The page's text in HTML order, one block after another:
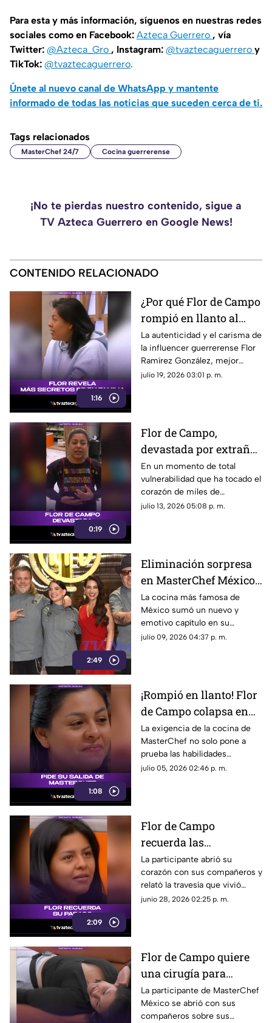
Para esta y más información, síguenos en nuestras redes
sociales como en Facebook: Azteca Guerrero , vía
Twitter: @Azteca_Gro , Instagram: @tvaztecaguerrero y
TikTok: @tvaztecaguerrero.
Únete al nuevo canal de WhatsApp y mantente
informado de todas las noticias que suceden cerca de ti.
Tags relacionados
MasterChef 24/7 Cocina guerrerense
¡No te pierdas nuestro contenido, sigue a
TV Azteca Guerrero en Google News!
CONTENIDO RELACIONADO
1:16
¿Por qué Flor de Campo
rompió en llanto al
hablar de su hija mayor
en MasterChef México?
La autenticidad y el carisma de
la influencer guerrerense Flor
Ramírez González, mejor
conocida en las redes sociales
julio 19, 2026 03:01 p. m.
0:19
Flor de Campo,
devastada por extrañar
a su familia | MaterChef
México
En un momento de total
vulnerabilidad que ha tocado el
corazón de miles de
seguidores, la conocida
ve visiblemente afectada y
llorando ante las cámaras.
julio 13, 2026 05:08 p. m.
2:49
Eliminación sorpresa
en MasterChef México:
Diego de León se
despide por un error
con espinas
La cocina más famosa de
México sumó un nuevo y
emotivo capítulo en su
formato 24/7, dejando a la
se perfilaba como uno de los
favoritos para llegar a la gran
final.
julio 09, 2026 04:37 p. m.
1:08
¡Rompió en llanto! Flor
de Campo colapsa en
MasterChef y confiesa
su más grande dolor
La exigencia de la cocina de
MasterChef no solo pone a
prueba las habilidades
culinarias de sus participantes,
julio 05, 2026 02:46 p. m.
2:09
Flor de Campo
recuerda las
dificultades de dejar su
hogar
La participante abrió su
corazón con sus compañeros y
relató la travesía que vivió
junto a su familia al perderse
junio 28, 2026 02:25 p. m.
Flor de Campo quiere
una cirugía para
mejorar su cuerpo
La participante de MasterChef
México se abrió con sus
compañeros sobre sus